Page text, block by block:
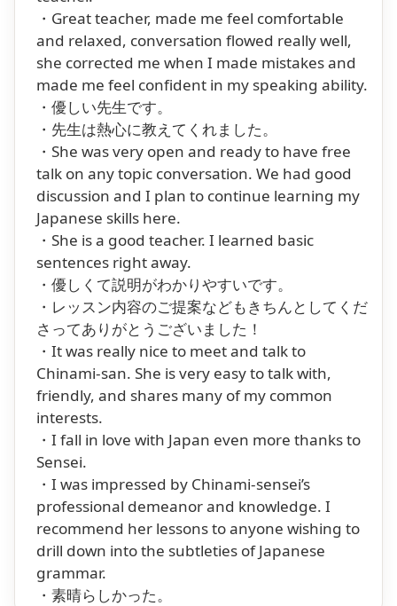
・Great teacher, made me feel comfortable
and relaxed, conversation flowed really well,
she corrected me when I made mistakes and
made me feel confident in my speaking ability.
・優しい先生です。
・先生は熱心に教えてくれました。
・She was very open and ready to have free
talk on any topic conversation. We had good
discussion and I plan to continue learning my
Japanese skills here.
・She is a good teacher. I learned basic
sentences right away.
・優しくて説明がわかりやすいです。
・レッスン内容のご提案などもきちんとしてくだ
さってありがとうございました！
・It was really nice to meet and talk to
Chinami-san. She is very easy to talk with,
friendly, and shares many of my common
interests.
・I fall in love with Japan even more thanks to
Sensei.
・I was impressed by Chinami-sensei’s
professional demeanor and knowledge. I
recommend her lessons to anyone wishing to
drill down into the subtleties of Japanese
grammar.
・素晴らしかった。